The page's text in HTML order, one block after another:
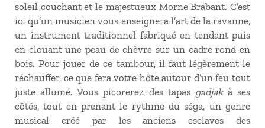
soleil couchant et le majestueux Morne Brabant. C’est
ici qu’un musicien vous enseignera l’art de la ravanne,
un instrument traditionnel fabriqué en tendant puis
en clouant une peau de chèvre sur un cadre rond en
bois. Pour jouer de ce tambour, il faut légèrement le
réchauffer, ce que fera votre hôte autour d’un feu tout
juste allumé. Vous picorerez des tapas gadjakà ses
côtés, tout en prenant le rythme du séga, un genre
musical créé par les anciens esclaves des